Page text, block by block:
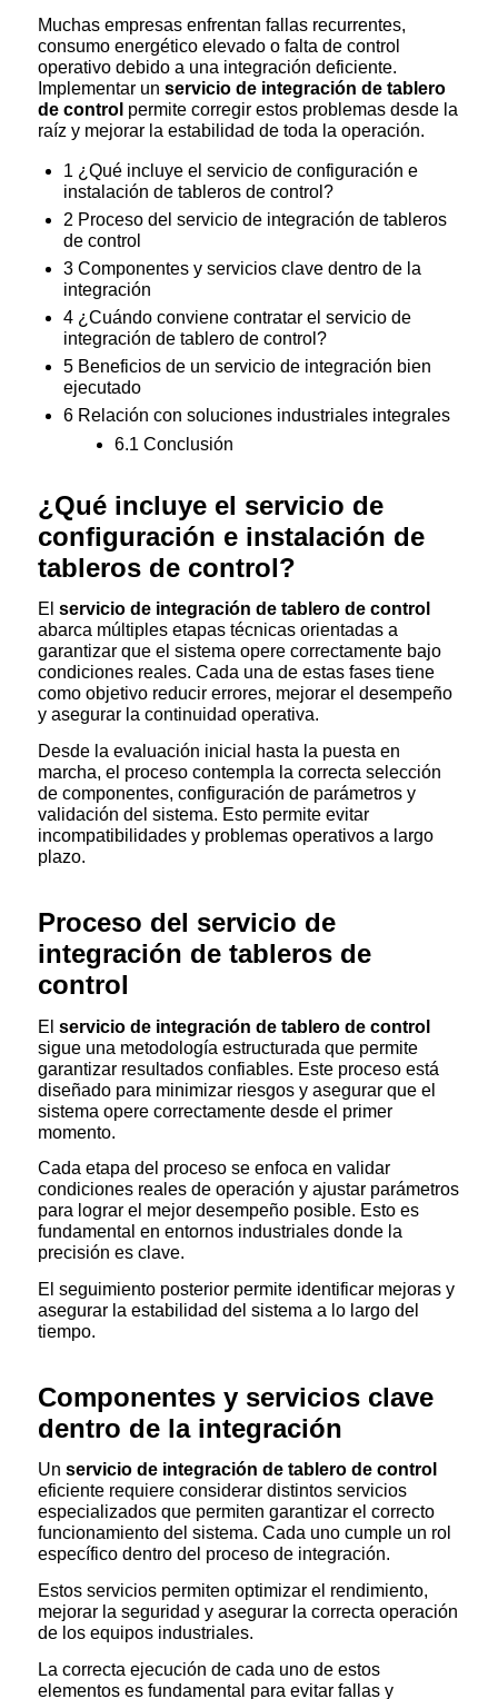
Muchas empresas enfrentan fallas recurrentes,
consumo energético elevado o falta de control
operativo debido a una integración deficiente.
Implementar un servicio de integración de tablero
de control permite corregir estos problemas desde la
raíz y mejorar la estabilidad de toda la operación.
1 ¿Qué incluye el servicio de configuración e
instalación de tableros de control?
2 Proceso del servicio de integración de tableros
de control
3Componentes y servicios clave dentro de la
integración
4¿Cuándo conviene contratar el servicio de
integración de tablero de control?
5Beneficios de un servicio de integración bien
ejecutado
6Relación con soluciones industriales integrales
6.1 Conclusión
¿Qué incluye el servicio de
configuración e instalación de
tableros de control?
El servicio de integración de tablero de control
abarca múltiples etapas técnicas orientadas a
garantizar que el sistema opere correctamente bajo
condiciones reales. Cada una de estas fases tiene
como objetivo reducir errores, mejorar el desempeño
y asegurar la continuidad operativa.
Desde la evaluación inicial hasta la puesta en
marcha, el proceso contempla la correcta selección
de componentes, configuración de parámetros y
validación del sistema. Esto permite evitar
incompatibilidades y problemas operativos a largo
plazo.
Proceso del servicio de
integración de tableros de
control
El servicio de integración de tablero de control
sigue una metodología estructurada que permite
garantizar resultados confiables. Este proceso está
diseñado para minimizar riesgos y asegurar que el
sistema opere correctamente desde el primer
momento.
Cada etapa del proceso se enfoca en validar
condiciones reales de operación y ajustar parámetros
para lograr el mejor desempeño posible. Esto es
fundamental en entornos industriales donde la
precisión es clave.
El seguimiento posterior permite identificar mejoras y
asegurar la estabilidad del sistema a lo largo del
tiempo.
Componentes y servicios clave
dentro de la integración
Un servicio de integración de tablero de control
eficiente requiere considerar distintos servicios
especializados que permiten garantizar el correcto
funcionamiento del sistema. Cada uno cumple un rol
específico dentro del proceso de integración.
Estos servicios permiten optimizar el rendimiento,
mejorar la seguridad y asegurar la correcta operación
de los equipos industriales.
La correcta ejecución de cada uno de estos
elementos es fundamental para evitar fallas y